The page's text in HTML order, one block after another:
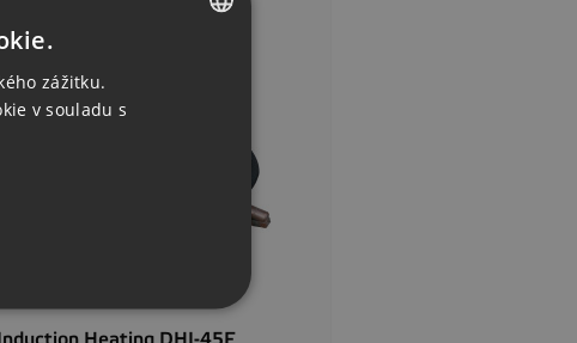
Heating DHI-45F
zážitku.
v souladu s